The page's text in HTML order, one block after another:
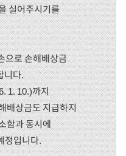
실어주시기를
으로 손해배상금
니다.
1. 10.)까지
배상금도 지급하지
함과 동시에
정입니다.